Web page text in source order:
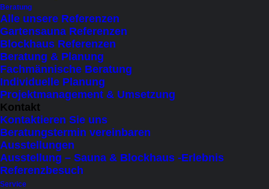
Beratung
Alle unsere Referenzen
Gartensauna Referenzen
Blockhaus Referenzen
Beratung & Planung
Fachmännische Beratung
Individuelle Planung
Projektmanagement & Umsetzung
Kontakt
Kontaktieren Sie uns
Beratungstermin vereinbaren
Ausstellungen
Ausstellung – Sauna & Blockhaus -Erlebnis
Referenzbesuch
Service
11 items
× Close
Produktkategorie
Kapazität
1 Person liegend